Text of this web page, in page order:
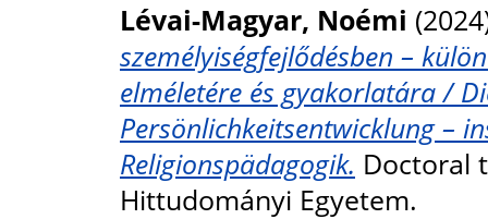
Lévai-Magyar, Noémi
személyiségfejlődésben –
elméletére és gyakorlatára /
Persönlichkeitsentwicklung –
Religionspädagogik. Doctoral
Hittudományi Egyetem.